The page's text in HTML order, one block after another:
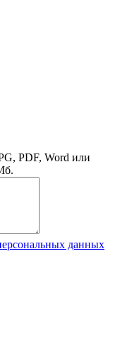
PDF, Word или
данных